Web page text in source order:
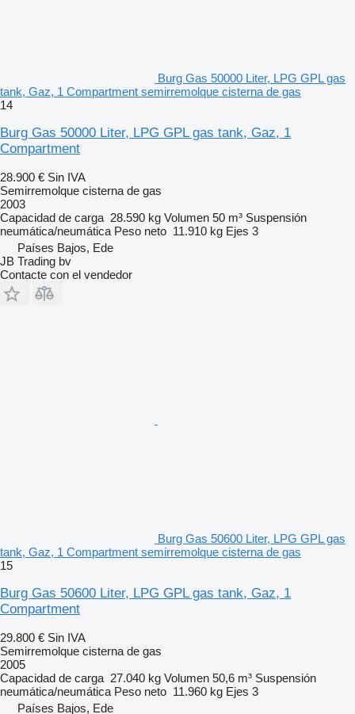
Burg Gas 50000 Liter, LPG GPL gas
tank, Gaz, 1 Compartment semirremolque cisterna de gas
14
Burg Gas 50000 Liter, LPG GPL gas tank, Gaz, 1
Compartment
28.900 € Sin IVA
Semirremolque cisterna de gas
2003
Capacidad de carga 28.590 kg Volumen 50 m³ Suspensión
neumática/neumática Peso neto 11.910 kg Ejes 3
Países Bajos, Ede
JB Trading bv
Contacte con el vendedor
Burg Gas 50600 Liter, LPG GPL gas
tank, Gaz, 1 Compartment semirremolque cisterna de gas
15
Burg Gas 50600 Liter, LPG GPL gas tank, Gaz, 1
Compartment
29.800 € Sin IVA
Semirremolque cisterna de gas
2005
Capacidad de carga 27.040 kg Volumen 50,6 m³ Suspensión
neumática/neumática Peso neto 11.960 kg Ejes 3
Países Bajos, Ede